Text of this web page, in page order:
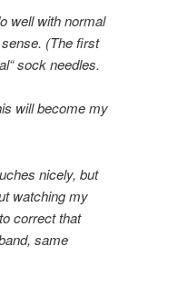
well with normal
(The first
sock needles.
will become my
nicely, but
watching my
correct that
same